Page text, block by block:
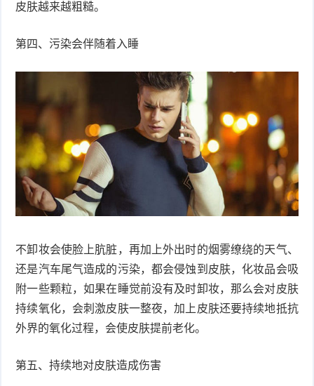
皮肤越来越粗糙。
第四、污染会伴随着入睡
不卸妆会使脸上肮脏，再加上外出时的烟雾缭绕的天气、
还是汽车尾气造成的污染，都会侵蚀到皮肤，化妆品会吸
附一些颗粒，如果在睡觉前没有及时卸妆，那么会对皮肤
持续氧化，会刺激皮肤一整夜，加上皮肤还要持续地抵抗
外界的氧化过程，会使皮肤提前老化。
第五、持续地对皮肤造成伤害